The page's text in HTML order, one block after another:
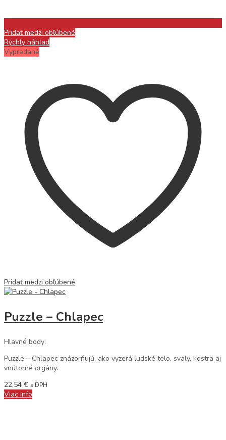
Pridať medzi obľúbené
Rýchly náhľad
Vypredané
Pridať medzi obľúbené
Puzzle – Chlapec
Hlavné body:
Puzzle – Chlapec znázorňujú, ako vyzerá ľudské telo, svaly, kostra aj
vnútorné orgány.
22,54 € s DPH
Viac info